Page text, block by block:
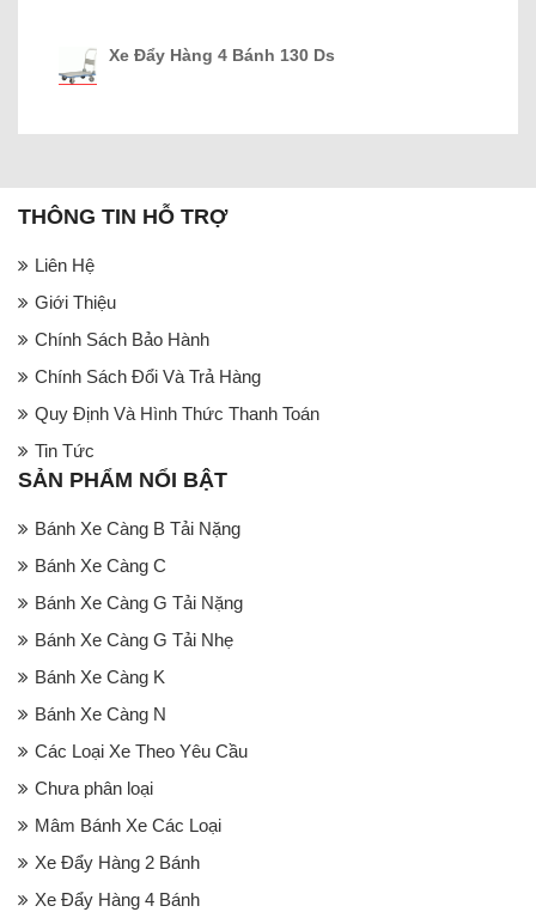
Xe Đẩy Hàng 4 Bánh 130 Ds
THÔNG TIN HỖ TRỢ
Liên Hệ
Giới Thiệu
Chính Sách Bảo Hành
Chính Sách Đổi Và Trả Hàng
Quy Định Và Hình Thức Thanh Toán
Tin Tức
SẢN PHẨM NỔI BẬT
Bánh Xe Càng B Tải Nặng
Bánh Xe Càng C
Bánh Xe Càng G Tải Nặng
Bánh Xe Càng G Tải Nhẹ
Bánh Xe Càng K
Bánh Xe Càng N
Các Loại Xe Theo Yêu Cầu
Chưa phân loại
Mâm Bánh Xe Các Loại
Xe Đẩy Hàng 2 Bánh
Xe Đẩy Hàng 4 Bánh